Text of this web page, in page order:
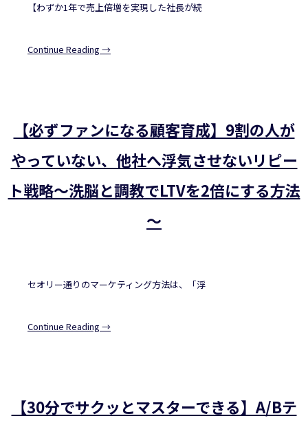
【わずか1年で売上倍増を実現した社長が続
Continue Reading →
【必ずファンになる顧客育成】9割の人が
やっていない、他社へ浮気させないリピー
ト戦略～洗脳と調教でLTVを2倍にする方法
～
セオリー通りのマーケティング方法は、「浮
Continue Reading →
【30分でサクッとマスターできる】A/Bテ